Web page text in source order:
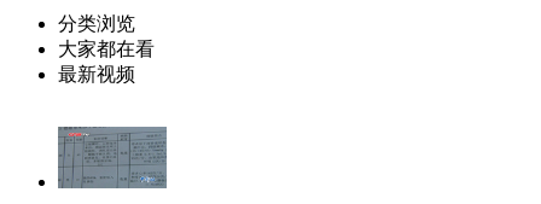
分类浏览
大家都在看
最新视频